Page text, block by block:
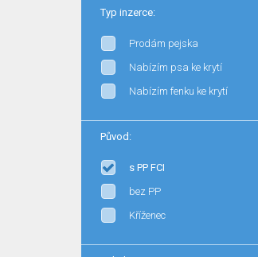
Typ inzerce:
Prodám pejska
Nabízím psa ke krytí
Nabízím fenku ke krytí
Původ:
s PP FCI
bez PP
Kříženec